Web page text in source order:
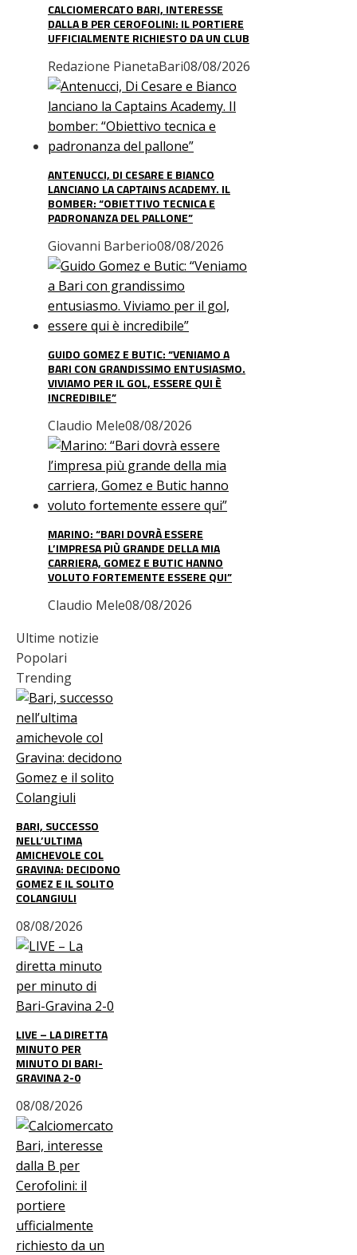
CALCIOMERCATO BARI, INTERESSE
DALLA B PER CEROFOLINI: IL PORTIERE
UFFICIALMENTE RICHIESTO DA UN CLUB
Redazione PianetaBari08/08/2026
ANTENUCCI, DI CESARE E BIANCO
LANCIANO LA CAPTAINS ACADEMY. IL
BOMBER: “OBIETTIVO TECNICA E
PADRONANZA DEL PALLONE”
Giovanni Barberio08/08/2026
GUIDO GOMEZ E BUTIC: “VENIAMO A
BARI CON GRANDISSIMO ENTUSIASMO.
VIVIAMO PER IL GOL, ESSERE QUI È
INCREDIBILE”
Claudio Mele08/08/2026
MARINO: “BARI DOVRÀ ESSERE
L’IMPRESA PIÙ GRANDE DELLA MIA
CARRIERA, GOMEZ E BUTIC HANNO
VOLUTO FORTEMENTE ESSERE QUI”
Claudio Mele08/08/2026
Ultime notizie
Popolari
Trending
BARI, SUCCESSO
NELL’ULTIMA
AMICHEVOLE COL
GRAVINA: DECIDONO
GOMEZ E IL SOLITO
COLANGIULI
08/08/2026
LIVE – LA DIRETTA
MINUTO PER
MINUTO DI BARI-
GRAVINA 2-0
08/08/2026